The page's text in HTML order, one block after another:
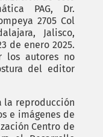
PAG, Dr.
2705 Col
Jalisco,
de enero 2025.
los autores no
del editor
la reproducción
e imágenes de
Centro de